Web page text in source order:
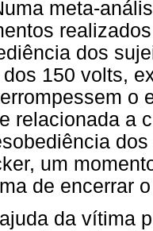
meta-
dos
150 volts,
o
relacionada a
um
de encerrar
da vítima